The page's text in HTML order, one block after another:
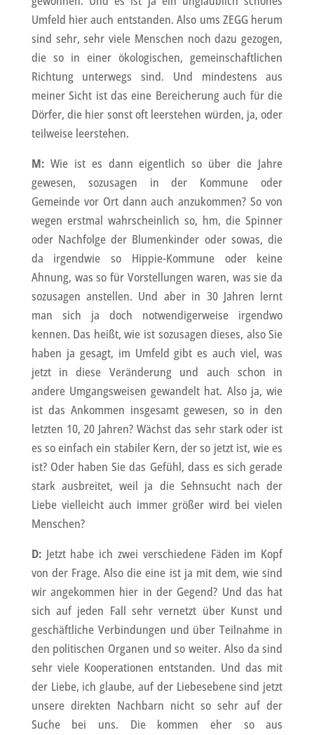
Umfeld hier auch entstanden. Also ums ZEGG herum
sind sehr, sehr viele Menschen noch dazu gezogen,
die so in einer ökologischen, gemeinschaftlichen
Richtung unterwegs sind. Und mindestens aus
meiner Sicht ist das eine Bereicherung auch für die
Dörfer, die hier sonst oft leerstehen würden, ja, oder
teilweise leerstehen.
M:Wie ist es dann eigentlich so über die Jahre
gewesen, sozusagen in der Kommune oder
Gemeinde vor Ort dann auch anzukommen? So von
wegen erstmal wahrscheinlich so, hm, die Spinner
oder Nachfolge der Blumenkinder oder sowas, die
da irgendwie so Hippie-Kommune oder keine
Ahnung, was so für Vorstellungen waren, was sie da
sozusagen anstellen. Und aber in 30 Jahren lernt
man sich ja doch notwendigerweise irgendwo
kennen. Das heißt, wie ist sozusagen dieses, also Sie
haben ja gesagt, im Umfeld gibt es auch viel, was
jetzt in diese Veränderung und auch schon in
andere Umgangsweisen gewandelt hat. Also ja, wie
ist das Ankommen insgesamt gewesen, so in den
letzten 10, 20 Jahren? Wächst das sehr stark oder ist
es so einfach ein stabiler Kern, der so jetzt ist, wie es
ist? Oder haben Sie das Gefühl, dass es sich gerade
stark ausbreitet, weil ja die Sehnsucht nach der
Liebe vielleicht auch immer größer wird bei vielen
Menschen?
D:Jetzt habe ich zwei verschiedene Fäden im Kopf
von der Frage. Also die eine ist ja mit dem, wie sind
wir angekommen hier in der Gegend? Und das hat
sich auf jeden Fall sehr vernetzt über Kunst und
geschäftliche Verbindungen und über Teilnahme in
den politischen Organen und so weiter. Also da sind
sehr viele Kooperationen entstanden. Und das mit
der Liebe, ich glaube, auf der Liebesebene sind jetzt
unsere direkten Nachbarn nicht so sehr auf der
Suche bei uns. Die kommen eher so aus